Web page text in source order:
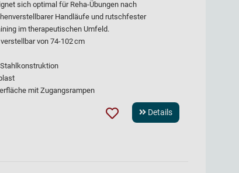
sich optimal für Reha-Übungen nach
Handläufe und rutschfester
im therapeutischen Umfeld.
von 74-102 cm
mit Zugangsrampen
Details